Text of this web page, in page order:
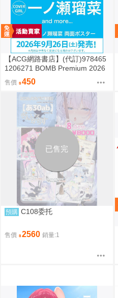
【ACG網路書店】(代訂)978465
1206271 BOMB Premium 2026
封面:一ノ瀬瑠菜 附:雙面海報
售價 450
已售完
預購 C108委托
售價 2560 銷量:1